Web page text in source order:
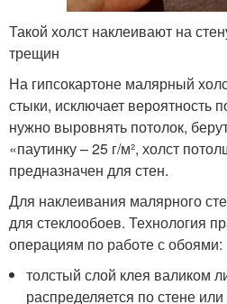
Такой холст наклеивают на
трещин
На гипсокартоне малярный
стыки, исключает вероятность
нужно выровнять потолок,
«паутинку – 25 г/м², холст
предназначен для стен.
Для наклеивания малярного
для стеклообоев. Технология
операциям по работе с обоями:
толстый слой клея валиком
распределяется по стене или